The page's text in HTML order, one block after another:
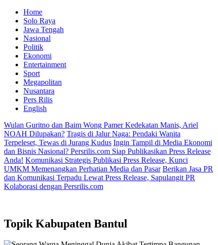
Home
Solo Raya
Jawa Tengah
Nasional
Politik
Ekonomi
Entertainment
Sport
Megapolitan
Nusantara
Pers Rilis
English
Wulan Guritno dan Baim Wong Pamer Kedekatan Manis, Ariel
NOAH Dilupakan? Tragis di Jalur Naga: Pendaki Wanita
Terpeleset, Tewas di Jurang Kudus Ingin Tampil di Media Ekonomi
dan Bisnis Nasional? Persrilis.com Siap Publikasikan Press Release
Anda! Komunikasi Strategis Publikasi Press Release, Kunci
UMKM Memenangkan Perhatian Media dan Pasar Berikan Jasa PR
dan Komunikasi Terpadu Lewat Press Release, Sapulangit PR
Kolaborasi dengan Persrilis.com
Topik Kabupaten Bantul